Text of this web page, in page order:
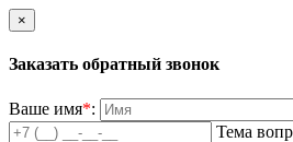
×
Заказать обратный звонок
Ваше имя*:
Тема